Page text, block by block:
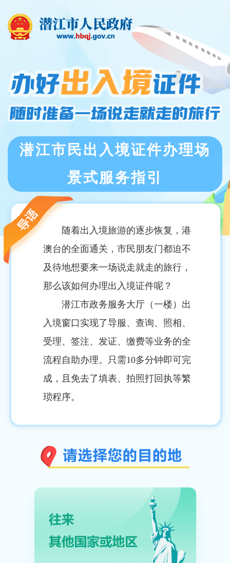
潜江市民出入境证件办理场
景式服务指引
随着出入境旅游的逐步恢复，港
澳台的全面通关，市民朋友门都迫不
及待地想要来一场说走就走的旅行，
那么该如何办理出入境证件呢？
潜江市政务服务大厅（一楼）出
入境窗口实现了导服、查询、照相、
受理、签注、发证、缴费等业务的全
流程自助办理。只需10多分钟即可完
成，且免去了填表、拍照打回执等繁
琐程序。